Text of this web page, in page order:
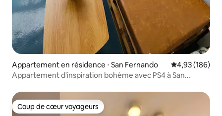
Appartement en résidence ⋅ San Fernando Évaluation
4,93 (186)
Appartement d'inspiration bohème avec PS4 à San
Coup de cœur voyageurs
Coup de cœur voyageurs